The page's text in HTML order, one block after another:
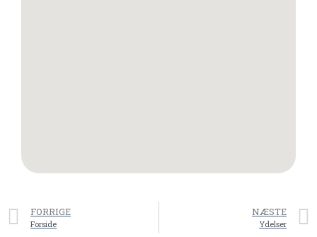
FORRIGE
Forside
NÆSTE
Ydelser